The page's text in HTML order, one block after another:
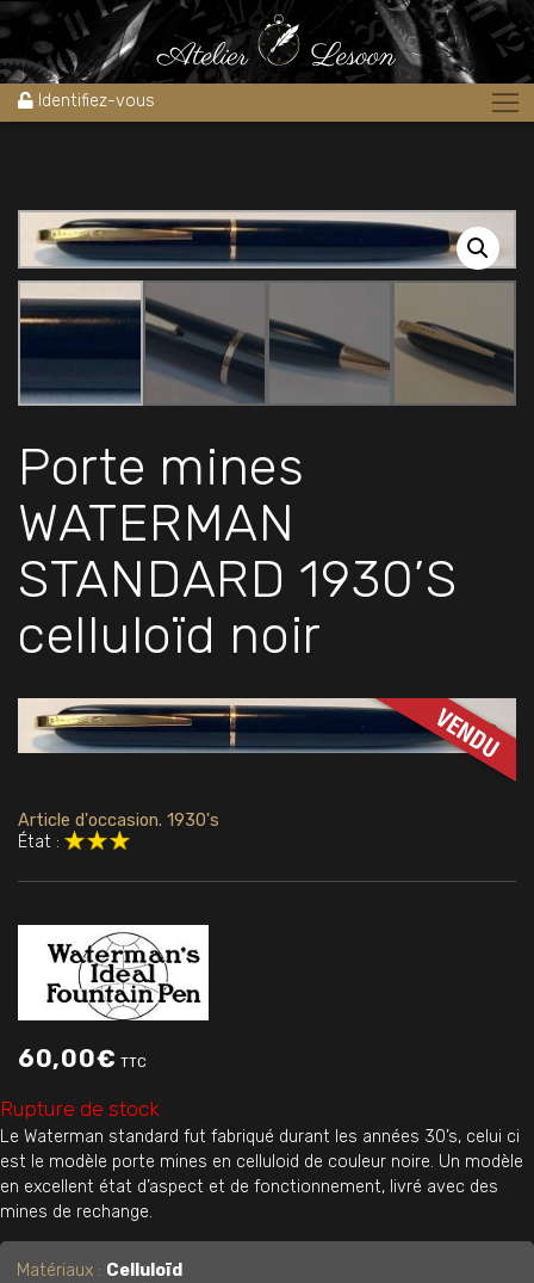
Identifiez-vous
Accueil » Boutique Stylos » Porte mines WATERMAN STANDARD
1930’S celluloïd noir
Porte mines
WATERMAN
STANDARD 1930’S
celluloïd noir
Article d'occasion. 1930's
État :
60,00€ TTC
Rupture de stock
Le Waterman standard fut fabriqué durant les années 30’s, celui ci
est le modèle porte mines en celluloid de couleur noire. Un modèle
en excellent état d’aspect et de fonctionnement, livré avec des
mines de rechange.
Matériaux : Celluloïd